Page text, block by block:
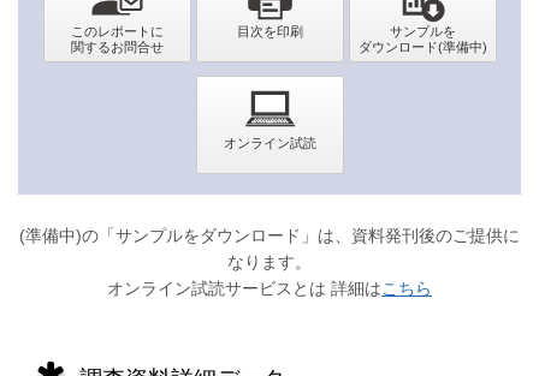
(準備中)の「サンプルをダウンロード」は、資料発刊後のご提供に
なります。
オンライン試読サービスとは 詳細はこちら